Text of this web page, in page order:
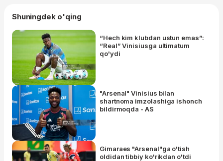
Shuningdek o'qing
“Hech kim klubdan ustun emas”:
“Real” Vinisiusga ultimatum
qo'ydi
"Arsenal" Vinisius bilan
shartnoma imzolashiga ishonch
bildirmoqda - AS
Gimaraes "Arsenal"ga o'tish
oldidan tibbiy ko'rikdan o'tdi